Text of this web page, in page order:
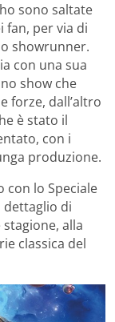
sono saltate
fan, per via di
showrunner.
con una sua
show che
forze, dall’altro
è stato il
con i
produzione.
con lo Speciale
dettaglio di
alla
classica del